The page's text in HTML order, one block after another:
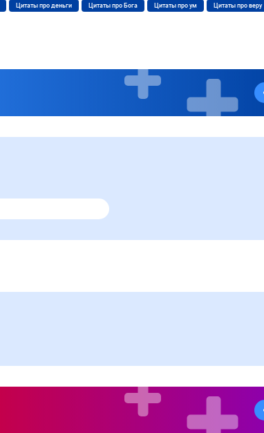
Цитаты про деньги Цитаты про Бога Цитаты про ум Цитаты про веру